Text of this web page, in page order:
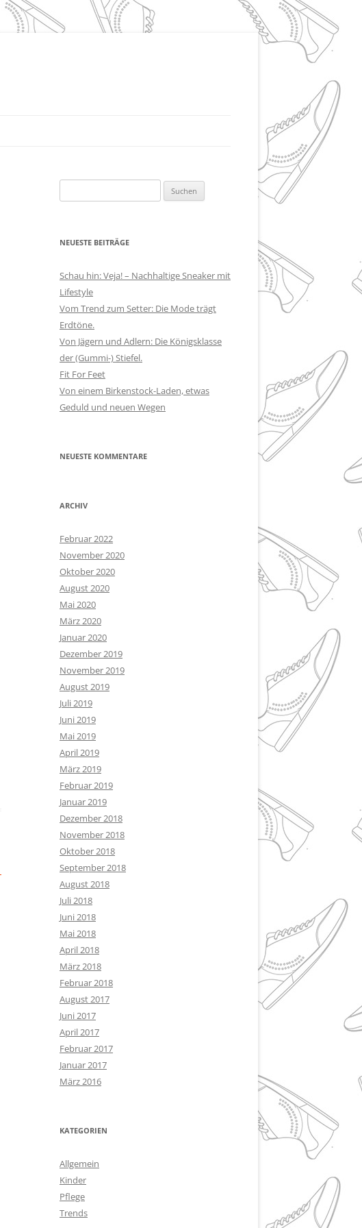
nach:
NEUESTE BEITRÄGE
Schau hin: Veja! – Nachhaltige Sneaker mit
Lifestyle
Vom Trend zum Setter: Die Mode trägt
Erdtöne.
Von Jägern und Adlern: Die Königsklasse
der (Gummi-) Stiefel.
Fit For Feet
Von einem Birkenstock-Laden, etwas
Geduld und neuen Wegen
NEUESTE KOMMENTARE
ARCHIV
Februar 2022
November 2020
Oktober 2020
August 2020
Mai 2020
März 2020
Januar 2020
Dezember 2019
November 2019
August 2019
Juli 2019
Juni 2019
Mai 2019
April 2019
März 2019
Februar 2019
Januar 2019
Dezember 2018
November 2018
Oktober 2018
September 2018
August 2018
Juli 2018
Juni 2018
Mai 2018
April 2018
März 2018
Februar 2018
August 2017
Juni 2017
April 2017
Februar 2017
Januar 2017
März 2016
KATEGORIEN
Allgemein
Kinder
Pflege
Trends